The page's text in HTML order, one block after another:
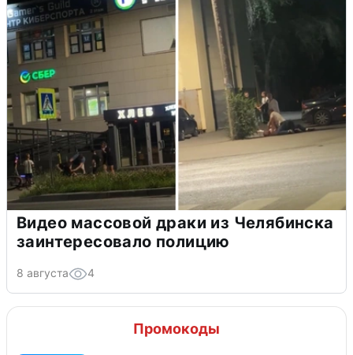
Видео массовой драки из Челябинска
заинтересовало полицию
8 августа 4
Промокоды